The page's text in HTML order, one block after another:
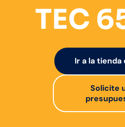
TEC
Ir a la tienda
Solicite